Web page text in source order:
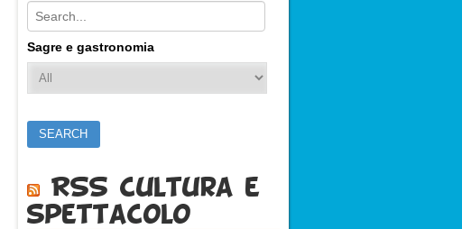
Search:
Sagre e gastronomia
RSS cultura e
spettacolo